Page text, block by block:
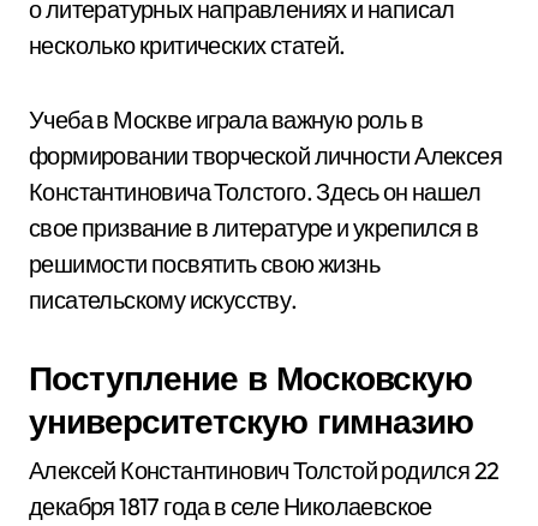
о литературных направлениях и написал
несколько критических статей.
Учеба в Москве играла важную роль в
формировании творческой личности Алексея
Константиновича Толстого. Здесь он нашел
свое призвание в литературе и укрепился в
решимости посвятить свою жизнь
писательскому искусству.
Поступление в Московскую
университетскую гимназию
Алексей Константинович Толстой родился 22
декабря 1817 года в селе Николаевское